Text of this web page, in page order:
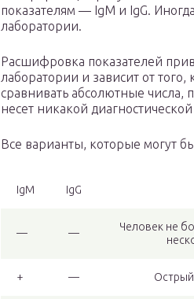
показателям — IgM и IgG.
лаборатории.
Расшифровка показателей
лаборатории и зависит от
сравнивать абсолютные числа,
несет никакой
Все варианты, которые могут
IgM IgG
— —
Человек не
+ —